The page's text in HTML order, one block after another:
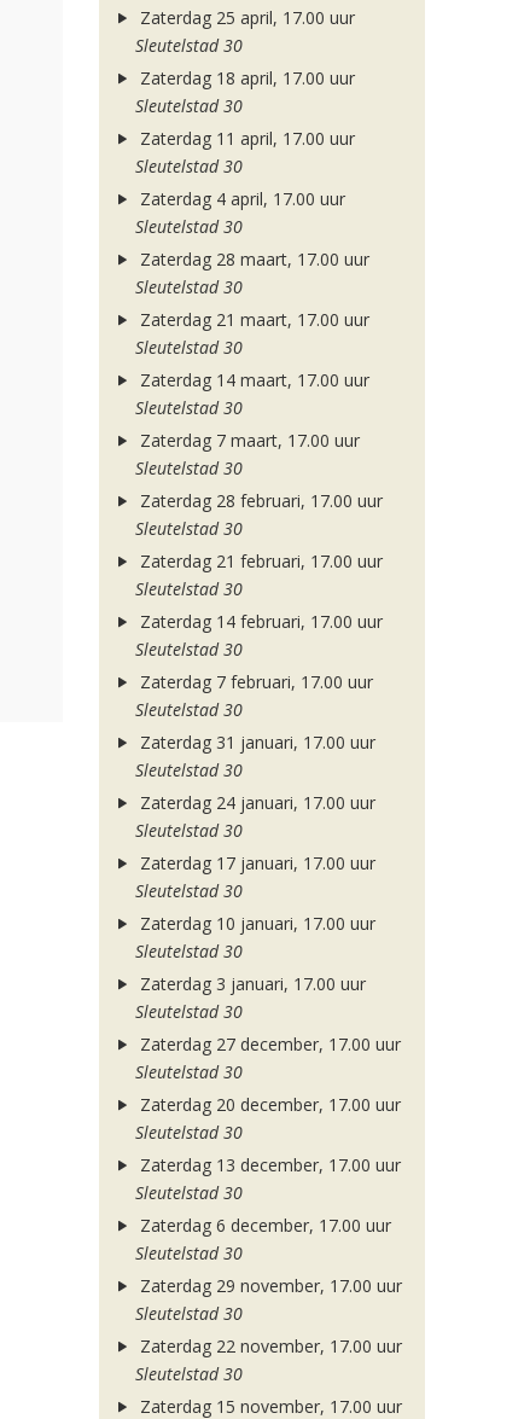
Zaterdag 25 april, 17.00 uur
Sleutelstad 30
Zaterdag 18 april, 17.00 uur
Sleutelstad 30
Zaterdag 11 april, 17.00 uur
Sleutelstad 30
Zaterdag 4 april, 17.00 uur
Sleutelstad 30
Zaterdag 28 maart, 17.00 uur
Sleutelstad 30
Zaterdag 21 maart, 17.00 uur
Sleutelstad 30
Zaterdag 14 maart, 17.00 uur
Sleutelstad 30
Zaterdag 7 maart, 17.00 uur
Sleutelstad 30
Zaterdag 28 februari, 17.00 uur
Sleutelstad 30
Zaterdag 21 februari, 17.00 uur
Sleutelstad 30
Zaterdag 14 februari, 17.00 uur
Sleutelstad 30
Zaterdag 7 februari, 17.00 uur
Sleutelstad 30
Zaterdag 31 januari, 17.00 uur
Sleutelstad 30
Zaterdag 24 januari, 17.00 uur
Sleutelstad 30
Zaterdag 17 januari, 17.00 uur
Sleutelstad 30
Zaterdag 10 januari, 17.00 uur
Sleutelstad 30
Zaterdag 3 januari, 17.00 uur
Sleutelstad 30
Zaterdag 27 december, 17.00 uur
Sleutelstad 30
Zaterdag 20 december, 17.00 uur
Sleutelstad 30
Zaterdag 13 december, 17.00 uur
Sleutelstad 30
Zaterdag 6 december, 17.00 uur
Sleutelstad 30
Zaterdag 29 november, 17.00 uur
Sleutelstad 30
Zaterdag 22 november, 17.00 uur
Sleutelstad 30
Zaterdag 15 november, 17.00 uur